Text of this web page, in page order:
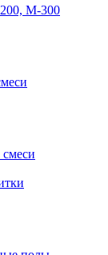
М-300